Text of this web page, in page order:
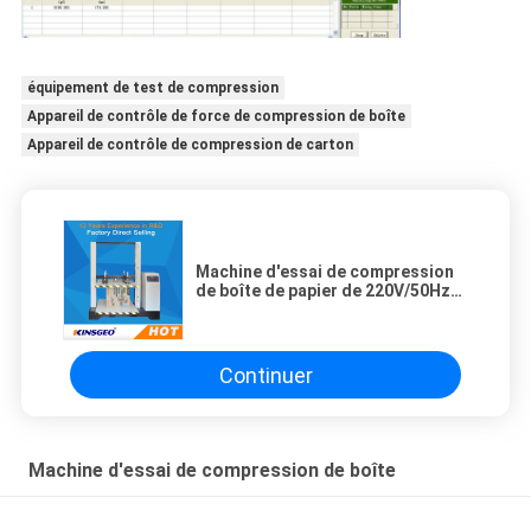
équipement de test de compression
Appareil de contrôle de force de compression de boîte
Appareil de contrôle de compression de carton
Machine d'essai de compression
de boîte de papier de 220V/50Hz
Continuer
Machine d'essai de compression de boîte